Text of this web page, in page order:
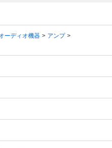
ーディオ機器
アンプ